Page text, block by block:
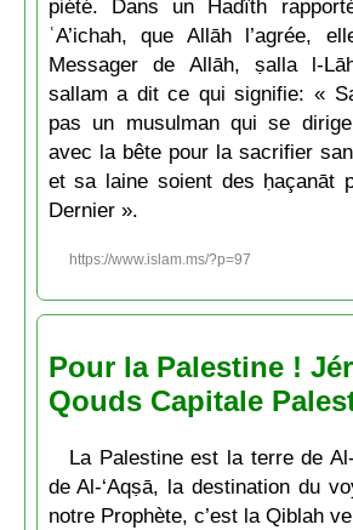
piété. Dans un Hadîth
ʿA’ichah, que Allāh l’agrée,
Messager de Allāh, ṣalla l-
sallam a dit ce qui signifie: «
pas un musulman qui se
avec la bête pour la sacrifier
et sa laine soient des ḥaçanāt
Dernier ».
https://www.islam.ms/?p=97
Pour la Palestine !
Qouds Capitale
La Palestine est la terre de
de Al-‘Aqṣā, la destination du
notre Prophète, c’est la Qiblah